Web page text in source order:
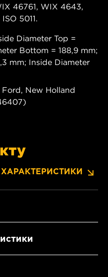
46761, WIX 4643,
5011.
Diameter Top =
Bottom = 188,9 mm;
mm; Inside Diameter
New Holland
ХАРАКТЕРИСТИКИ